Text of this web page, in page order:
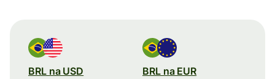
BRL na USD BRL na EUR